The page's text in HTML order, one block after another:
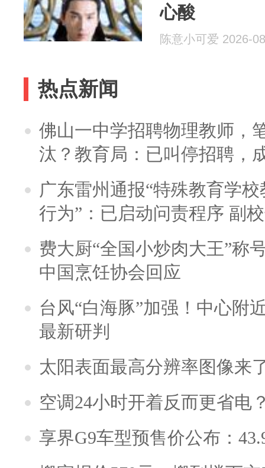
心酸
陈意小可爱 2026-
热点新闻
佛山一中学招聘物理教师，
汰？教育局：已叫停招聘，
广东雷州通报“特殊教育学
行为”：已启动问责程序 副
费大厨“全国小炒肉大王”称
中国烹饪协会回应
台风“白海豚”加强！中心附
最新研判
太阳表面最高分辨率图像来
空调24小时开着反而更省电
享界G9车型预售价公布：